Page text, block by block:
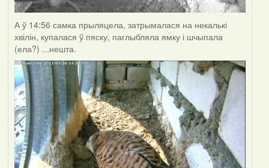
А ў 14:56 самка прыляцела, затрымалася на некалькі
хвілін, купалася ў пяску, паглыбляла ямку і шчыпала
(ела?) ...нешта.